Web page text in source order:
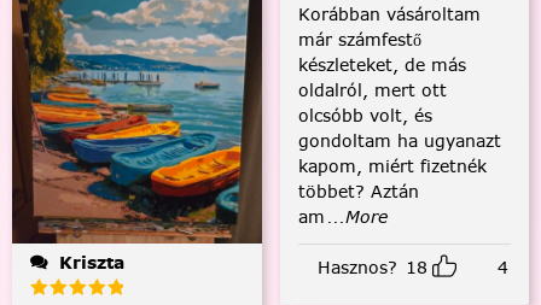
Kriszta
Korábban vásároltam
már számfestő
készleteket, de más
oldalról, mert ott
olcsóbb volt, és
gondoltam ha ugyanazt
kapom, miért fizetnék
többet? Aztán
am ...More
Hasznos? 18 4